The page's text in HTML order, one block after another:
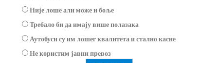
Није лоше али може и боље
Требало би да имају више полазака
Аутобуси су им лошег квалитета и стално касне
Не користим јавни превоз